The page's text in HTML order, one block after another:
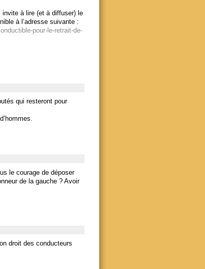
invite à lire (et à diffuser) le
à l’adresse suivante :
pour-le-retrait-de-
qui resteront pour
le courage de déposer
de la gauche ? Avoir
droit des conducteurs